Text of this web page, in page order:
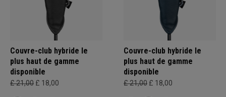
Couvre-club hybride le
plus haut de gamme
disponible
£ 21,00 £ 18,00
Couvre-club hybride le
plus haut de gamme
disponible
£ 21,00 £ 18,00